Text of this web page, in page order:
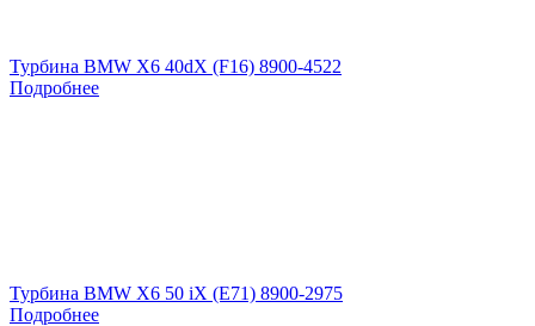
Турбина BMW X6 40dX (F16) 8900-4522
Подробнее
Турбина BMW X6 50 iX (E71) 8900-2975
Подробнее